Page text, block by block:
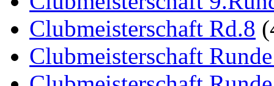
Clubmeisterschaft Rd.8
Clubmeisterschaft